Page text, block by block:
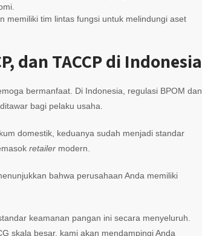
memiliki tim lintas fungsi untuk melindungi aset
dan TACCP di Indonesia
bermanfaat. Di Indonesia, regulasi BPOM dan
bagi pelaku usaha.
domestik, keduanya sudah menjadi standar
retailer modern.
bahwa perusahaan Anda memiliki
keamanan pangan ini secara menyeluruh.
skala besar, kami akan mendampingi Anda